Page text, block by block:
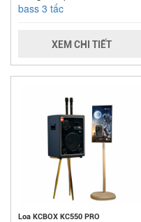
bass 3 tấc
XEM CHI TIẾT
Loa KCBOX KC550 PRO